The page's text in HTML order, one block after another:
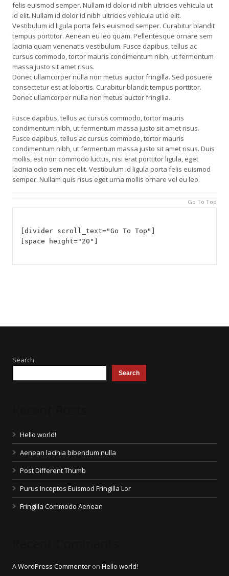
felis euismod semper. Nullam id dolor id nibh ultricies vehicula ut
id elit. Nullam id dolor id nibh ultricies vehicula ut id elit.
Vestibulum id ligula porta felis euismod semper. Curabitur blandit
tempus porttitor. Aenean eu leo quam. Pellentesque ornare sem
lacinia quam venenatis vestibulum. Fusce dapibus, tellus ac
cursus commodo, tortor mauris condimentum nibh, ut fermentum
massa justo sit amet risus.
Donec ullamcorper nulla non metus auctor fringilla. Sed posuere
consectetur est at lobortis. Curabitur blandit tempus porttitor.
Donec ullamcorper nulla non metus auctor fringilla.
Fusce dapibus, tellus ac cursus commodo, tortor mauris
condimentum nibh, ut fermentum massa justo sit amet risus.
Fusce dapibus, tellus ac cursus commodo, tortor mauris
condimentum nibh, ut fermentum massa justo sit amet risus. Duis
mollis, est non commodo luctus, nisi erat porttitor ligula, eget
lacinia odio sem nec elit. Vestibulum id ligula porta felis euismod
semper. Nullam quis risus eget urna mollis ornare vel eu leo.
Go To Top
[divider scroll_text="Go To Top"]
[space height="20"]
Search
Search
Hello world!
Aenean lacinia bibendum nulla
Post Different Thumb
Purus Inceptos Euismod Fringilla Lor
Fringilla Commodo Aenean
A WordPress Commenter on Hello world!